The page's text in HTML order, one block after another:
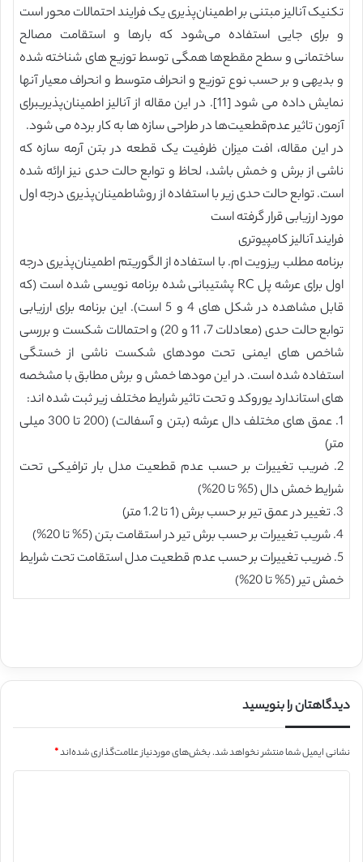
تکنیک آنالیز مبتنی بر اطمینان‌پذیری یک فرایند احتمالات محور است
و برای جایی استفاده می‌شود که بارها و استقامت مصالح
ساختمانی و سطح مقطع‌ها همگی توسط توزیع های شناخته شده
و بدیهی و بر حسب نوع توزیع و انحراف متوسط و انحراف معیار آنها
نمایش داده می شود [11]. در این مقاله از آنالیز اطمینان‌پذیریبرای
آزمون تاثیر عدم‌قطعیت‌ها در طراحی سازه ها به کار برده می شود.
در این مقاله، افت میزان ظرفیت یک قطعه در بتن آرمه سازه که
ناشی از برش و خمش باشد، لحاظ و توابع حالت حدی نیز ارائه شده
است. توابع حالت حدی زیر با استفاده از روشاطمینان‌پذیری درجه اول
مورد ارزیابی قرار گرفته است
فرایند آنالیز کامپیوتری
برنامه مطلب ریزویت ام. با استفاده از الگوریتم اطمینان‌پذیری درجه
اول برای عرشه پل RC پشتیبانی شده برنامه نویسی شده است (که
قابل مشاهده در شکل های 4 و 5 است). این برنامه برای ارزیابی
توابع حالت حدی (معادلات 7، 11 و 20) و احتمالات شکست و بررسی
شاخص های ایمنی تحت مودهای شکست ناشی از خستگی
استفاده شده است. در این مودها خمش و برش مطابق با مشخصه
های استاندارد یوروکد و تحت تاثیر شرایط مختلف زیر ثبت شده اند:
1. عمق های مختلف دال عرشه (بتن و آسفالت) (200 تا 300 میلی
متر)
2. ضریب تغییرات بر حسب عدم قطعیت مدل بار ترافیکی تحت
شرایط خمش دال (5% تا 20%)
3. تغییر در عمق تیر بر حسب برش (1 تا 1.2 متر)
4. شریب تغییرات بر حسب برش تیر در استقامت بتن (5% تا 20%)
5. ضریب تغییرات بر حسب عدم قطعیت مدل استقامت تحت شرایط
خمش تیر (5% تا 20%)
دیدگاهتان را بنویسید
نشانی ایمیل شما منتشر نخواهد شد.بخش‌های موردنیاز علامت‌گذاری شده‌اند*